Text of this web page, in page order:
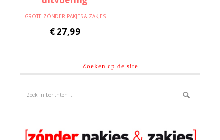
GROTE ZÓNDER PAKJES & ZAKJES
€ 27,99
Zoeken op de site